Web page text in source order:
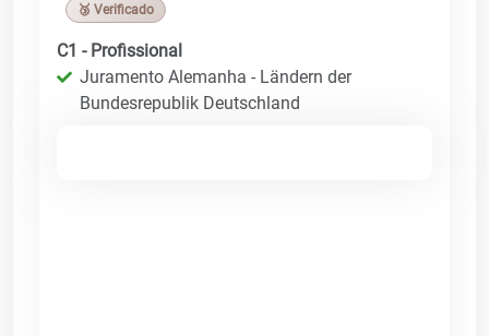
🥉 Verificado
C1 - Profissional
Juramento Alemanha - Ländern der
Bundesrepublik Deutschland